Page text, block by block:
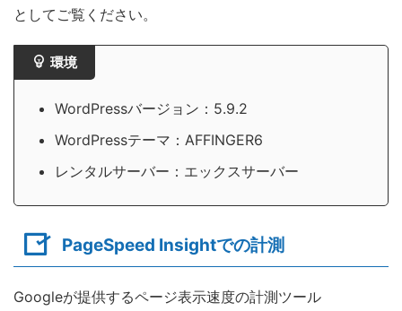
としてご覧ください。
環境
WordPressバージョン：5.9.2
WordPressテーマ：AFFINGER6
レンタルサーバー：エックスサーバー
PageSpeed Insightでの計測
Googleが提供するページ表示速度の計測ツール